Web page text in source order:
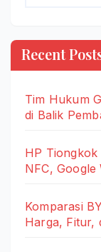
Recent
Tim Hukum
di Balik
HP Tiongkok
NFC,
Komparasi
Harga, Fitur,